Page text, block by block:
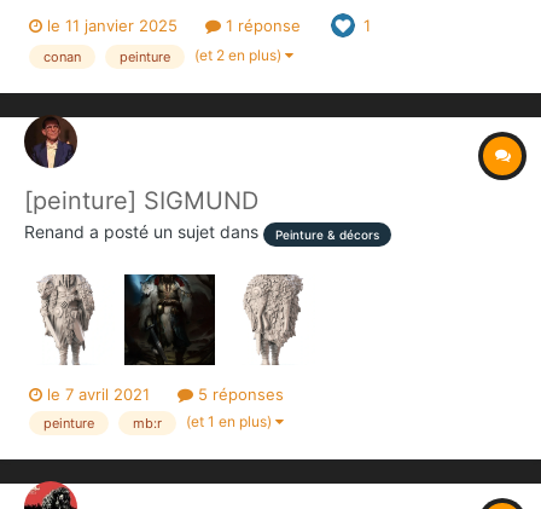
le 11 janvier 2025 1 réponse 1
conan peinture (et 2 en plus)
[peinture] SIGMUND
Renand a posté un sujet dans Peinture & décors
le 7 avril 2021 5 réponses
peinture mb:r (et 1 en plus)